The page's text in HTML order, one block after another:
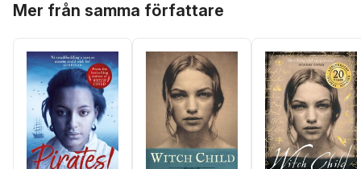
Mer från samma författare